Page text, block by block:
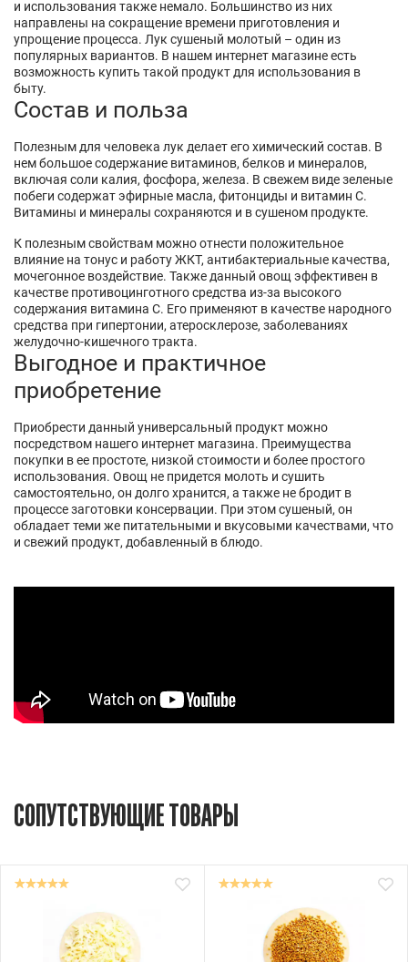
и использования также немало. Большинство из них
направлены на сокращение времени приготовления и
упрощение процесса. Лук сушеный молотый – один из
популярных вариантов. В нашем интернет магазине есть
возможность купить такой продукт для использования в
быту.
Состав и польза
Полезным для человека лук делает его химический состав. В
нем большое содержание витаминов, белков и минералов,
включая соли калия, фосфора, железа. В свежем виде зеленые
побеги содержат эфирные масла, фитонциды и витамин С.
Витамины и минералы сохраняются и в сушеном продукте.
К полезным свойствам можно отнести положительное
влияние на тонус и работу ЖКТ, антибактериальные качества,
мочегонное воздействие. Также данный овощ эффективен в
качестве противоцинготного средства из-за высокого
содержания витамина С. Его применяют в качестве народного
средства при гипертонии, атеросклерозе, заболеваниях
желудочно-кишечного тракта.
Выгодное и практичное
приобретение
Приобрести данный универсальный продукт можно
посредством нашего интернет магазина. Преимущества
покупки в ее простоте, низкой стоимости и более простого
использования. Овощ не придется молоть и сушить
самостоятельно, он долго хранится, а также не бродит в
процессе заготовки консервации. При этом сушеный, он
обладает теми же питательными и вкусовыми качествами, что
и свежий продукт, добавленный в блюдо.
СОПУТСТВУЮЩИЕ ТОВАРЫ